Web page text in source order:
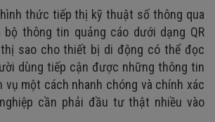
thức tiếp thị kỹ thuật số thông qua
bộ thông tin quảng cáo dưới dạng QR
sao cho thiết bị di động có thể đọc
dùng tiếp cận được những thông tin
vụ một cách nhanh chóng và chính xác
cần phải đầu tư thật nhiều vào